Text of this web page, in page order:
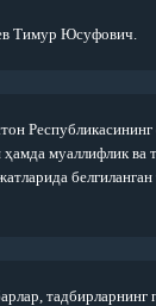
Тимур Юсуфович.
ҳамда муаллифлик ва
белгиланган
тадбирларнинг